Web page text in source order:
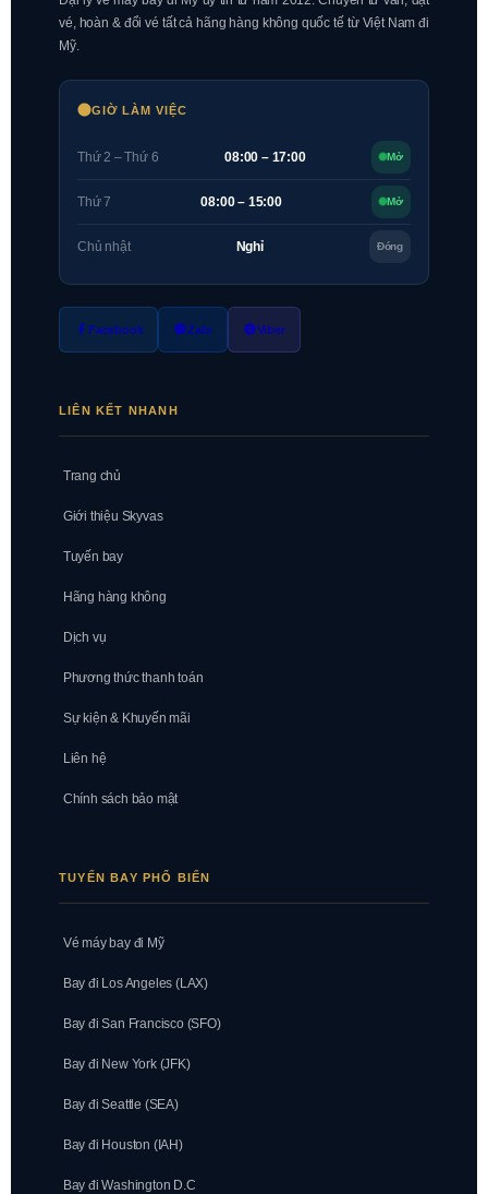
vé, hoàn & đổi vé tất cả hãng hàng không quốc tế từ Việt Nam đi
Mỹ.
GIỜ LÀM VIỆC
Thứ 2 – Thứ 6 08:00 – 17:00 Mở
Thứ 7 08:00 – 15:00 Mở
Chủ nhật Nghỉ Đóng
Facebook Zalo Viber
LIÊN KẾT NHANH
Trang chủ
Giới thiệu Skyvas
Tuyến bay
Hãng hàng không
Dịch vụ
Phương thức thanh toán
Sự kiện & Khuyến mãi
Liên hệ
Chính sách bảo mật
TUYẾN BAY PHỔ BIẾN
Vé máy bay đi Mỹ
Bay đi Los Angeles (LAX)
Bay đi San Francisco (SFO)
Bay đi New York (JFK)
Bay đi Seattle (SEA)
Bay đi Houston (IAH)
Bay đi Washington D.C